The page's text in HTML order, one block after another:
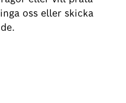
oss eller skicka